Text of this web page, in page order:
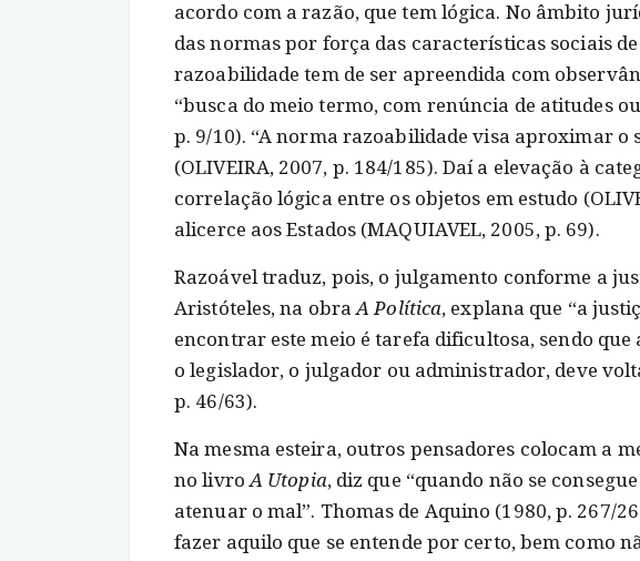
acordo com a razão, que tem lógica. No âmbito
das normas por força das características sociais
razoabilidade tem de ser apreendida com
“busca do meio termo, com renúncia de atitudes
p. 9/10). “A norma razoabilidade visa aproximar o
(OLIVEIRA, 2007, p. 184/185). Daí a elevação à
correlação lógica entre os objetos em estudo
alicerce aos Estados (MAQUIAVEL, 2005, p. 69).
Razoável traduz, pois, o julgamento conforme a
Aristóteles, na obraA Política, explana que “a
encontrar este meio é tarefa dificultosa, sendo
o legislador, o julgador ou administrador, deve
p. 46/63).
Na mesma esteira, outros pensadores colocam a
no livroA Utopia, diz que “quando não se
atenuar o mal”. Thomas de Aquino (1980, p. 267/
fazer aquilo que se entende por certo, bem como